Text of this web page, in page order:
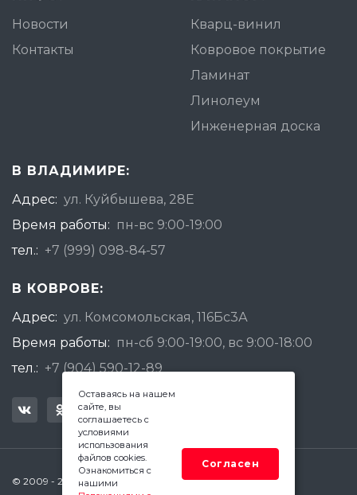
Новости
Контакты
Кварц-винил
Ковровое покрытие
Ламинат
Линолеум
Инженерная доска
В ВЛАДИМИРЕ:
Адрес: ул. Куйбышева, 28Е
Время работы: пн-вс 9:00-19:00
тел.: +7 (999) 098-84-57
В КОВРОВЕ:
Адрес: ул. Комсомольская, 116Бс3А
Время работы: пн-сб 9:00-19:00, вс 9:00-18:00
тел.: +7 (904) 590-12-89
© 2009 - 2026 Квадратный Метр - Ковров
Оставаясь на нашем
сайте, вы
соглашаетесь с
условиями
использования
файлов cookies.
Ознакомиться с
нашими
Согласен